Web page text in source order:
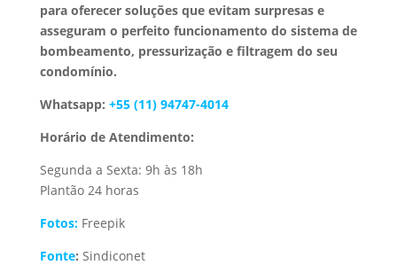
para oferecer soluções que evitam surpresas e
asseguram o perfeito funcionamento do sistema de
bombeamento, pressurização e filtragem do seu
condomínio.
Whatsapp: +55 (11) 94747-4014
Horário de Atendimento:
Segunda a Sexta: 9h às 18h
Plantão 24 horas
Fotos:Freepik
Fonte: Sindiconet